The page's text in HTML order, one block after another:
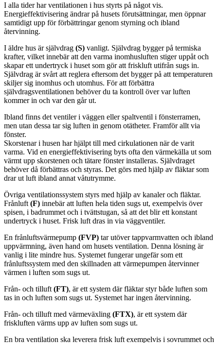
I alla tider har ventilationen i hus styrts på något vis.
Energieffektivisering ändrar på husets förutsättningar, men öppnar
samtidigt upp för förbättringar genom styrning och ibland
återvinning.
I äldre hus är självdrag (S) vanligt. Självdrag bygger på termiska
krafter, vilket innebär att den varma inomhusluften stiger uppåt och
skapar ett undertryck i huset som gör att friskluft utifrån sugs in.
Självdrag är svårt att reglera eftersom det bygger på att temperaturen
skiljer sig inomhus och utomhus. För att förbättra
självdragsventilationen behöver du ta kontroll över var luften
kommer in och var den går ut.
Ibland finns det ventiler i väggen eller spaltventil i fönsterramen,
men utan dessa tar sig luften in genom otätheter. Framför allt via
fönster.
Skorstenar i husen har hjälpt till med cirkulationen när de varit
varma. Vid en energieffektivisering byts ofta den värmekälla ut som
värmt upp skorstenen och tätare fönster installeras. Självdraget
behöver då förbättras och styras. Det görs med hjälp av fläktar som
drar ut luft ibland annat våtutrymme.
Övriga ventilationssystem styrs med hjälp av kanaler och fläktar.
Frånluft (F) innebär att luften hela tiden sugs ut, exempelvis över
spisen, i badrummet och i tvättstugan, så att det blir ett konstant
undertryck i huset. Frisk luft dras in via väggventiler.
En frånluftsvärmepump (FVP) tar utöver tappvarmvatten och ibland
uppvärmning, även hand om husets ventilation. Denna lösning är
vanlig i lite mindre hus. Systemet fungerar ungefär som ett
frånluftssystem med den skillnaden att värmepumpen återvinner
värmen i luften som sugs ut.
Från- och tilluft (FT), är ett system där fläktar styr både luften som
tas in och luften som sugs ut. Systemet har ingen återvinning.
Från- och tilluft med värmeväxling (FTX), är ett system där
friskluften värms upp av luften som sugs ut.
En bra ventilation ska leverera frisk luft exempelvis i sovrummet och